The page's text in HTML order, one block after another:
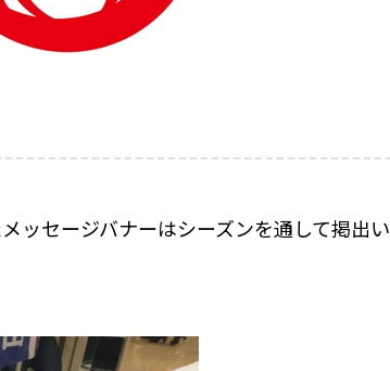
ッセージバナーはシーズンを通して掲出い